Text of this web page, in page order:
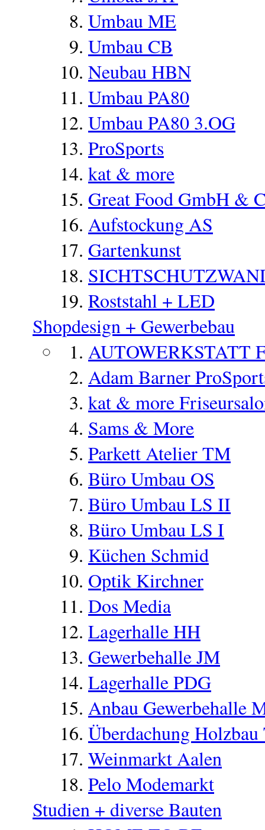
Umbau ME
Umbau CB
Neubau HBN
Umbau PA80
Umbau PA80 3.OG
ProSports
kat & more
Great Food GmbH &
Aufstockung AS
Gartenkunst
Roststahl + LED
Shopdesign + Gewerbebau
AUTOWERKSTATT
Adam Barner
kat & more
Sams & More
Parkett Atelier TM
Büro Umbau OS
Büro Umbau LS II
Büro Umbau LS I
Küchen Schmid
Optik Kirchner
Dos Media
Lagerhalle HH
Gewerbehalle JM
Lagerhalle PDG
Anbau Gewerbehalle
Überdachung
Weinmarkt Aalen
Pelo Modemarkt
Studien + diverse Bauten